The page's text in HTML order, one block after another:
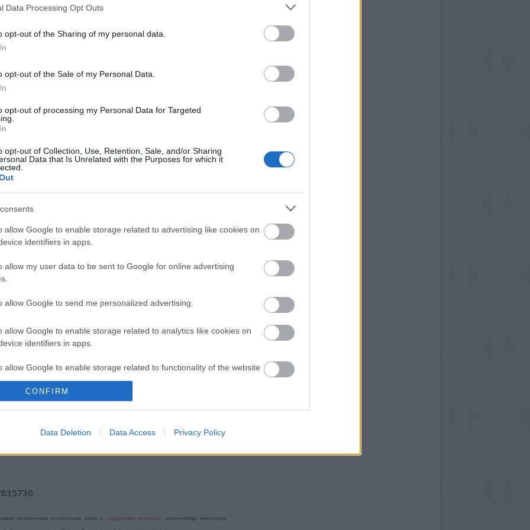
Data Processing Opt Outs
opt-out of the Sharing of my personal data.
opt-out of the Sale of my Personal Data.
opt-out of processing my Personal Data for Targeted
opt-out of Collection, Use, Retention, Sale, and/or Sharing
Data that Is Unrelated with the Purposes for which it
allow Google to enable storage related to advertising like cookies on
identifiers in apps.
allow my user data to be sent to Google for online advertising
allow Google to send me personalized advertising.
allow Google to enable storage related to analytics like cookies on
identifiers in apps.
allow Google to enable storage related to functionality of the website
allow Google to enable storage related to personalization.
allow Google to enable storage related to security, including
CONFIRM
Data Deletion Data Access Privacy Policy
Garance kettősre, a mímesre és szerelmére
elevenítenie, különösen a tolvaj Lacenaire-t,
személy volt és a költő kedvelte
lapra felrajzolni figuráit és jegyzeteket
Lacenaire-nek (1800-1836), a "bűn dandy-
azon a Jacques Prévertnek szentelt, 2009.
amely a párizsi városházán nyílt meg egy
ÖRÖKSÉG ÜNNEP
– ÉLŐ
HAGYOMÁNYOK
ÉS KÖZÖSSÉGEK
A SKANZENBEN
MEDENCEI NÉPEK
ÉLŐ
HAGYOMÁNYA A
NYÁRON ISMÉT
FESZTIVÁLKÉNT
tartalomnak minősülnek, értük a szolgáltatás technikai üzemeltetője semmilyen